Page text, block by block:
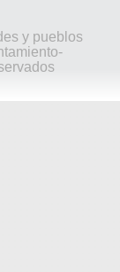
y pueblos